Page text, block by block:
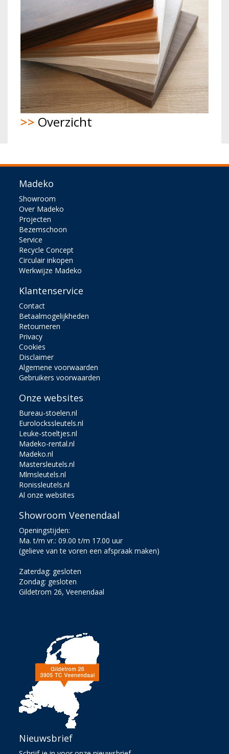
>> Overzicht
Madeko
Showroom
Over Madeko
Projecten
Bezemschoon
Service
Recycle Concept
Circulair inkopen
Werkwijze Madeko
Klantenservice
Contact
Betaalmogelijkheden
Retourneren
Privacy
Cookies
Disclaimer
Algemene voorwaarden
Gebruikers voorwaarden
Onze websites
Bureau-stoelen.nl
Eurolockssleutels.nl
Leuke-stoeltjes.nl
Madeko-rental.nl
Madeko.nl
Mastersleutels.nl
Mlmsleutels.nl
Ronissleutels.nl
Al onze websites
Showroom Veenendaal
Openingstijden:
Ma. t/m vr.: 09.00 t/m 17.00 uur
(gelieve van te voren een afspraak maken)
Zaterdag: gesloten
Zondag: gesloten
Gildetrom 26, Veenendaal
Nieuwsbrief